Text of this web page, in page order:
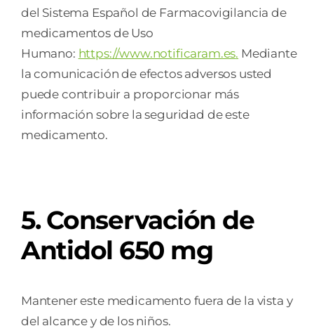
del Sistema Español de Farmacovigilancia de
medicamentos de Uso
Humano: https://www.notificaram.es. Mediante
la comunicación de efectos adversos usted
puede contribuir a proporcionar más
información sobre la seguridad de este
medicamento.
5. Conservación de
Antidol 650 mg
Mantener este medicamento fuera de la vista y
del alcance y de los niños.